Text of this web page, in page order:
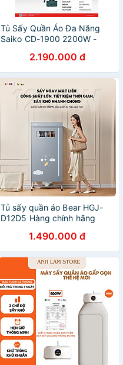
Tủ Sấy Quần Áo Đa Năng
Saiko CD-1900 2200W -
2.190.000 đ
Tủ sấy quần áo Bear HGJ-
D12D5 Hàng chính hãng
1.490.000 đ